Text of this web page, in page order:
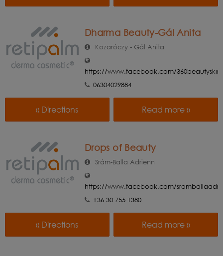
Dharma Beauty-Gál Anita
Kozaróczy - Gál Anita
https://www.facebook.com/360beautyskin
06304029884
« Directions Read more »
Drops of Beauty
Srám-Balla Adrienn
https://www.facebook.com/
+36 30 755 1380
« Directions Read more »